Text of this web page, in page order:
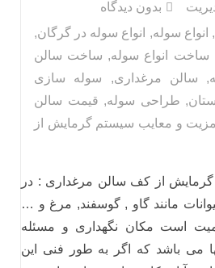
بدون دیدگاه
, انواع سوله, انواع سوله در گرگان,
ساخت انواع سوله, ساخت سالن
, سالن مرغداری, سوله سازی
, طراحی سوله, قیمت سالن
مزیت و معایب سیستم گرمایش از
از کف سالن مرغداری : در
مانند گاو , گوسفند, مرغ و …
است مکان نگهداری و مسئله
می باشد که اگر به طور فنی این